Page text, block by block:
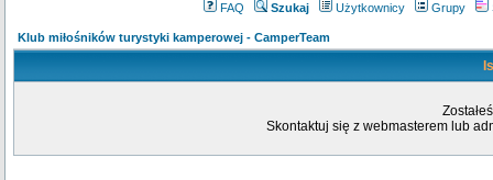
FAQ Szukaj Użytkownicy Grupy
Klub miłośników turystyki kamperowej - CamperTeam
Skontaktuj się z webmasterem lub